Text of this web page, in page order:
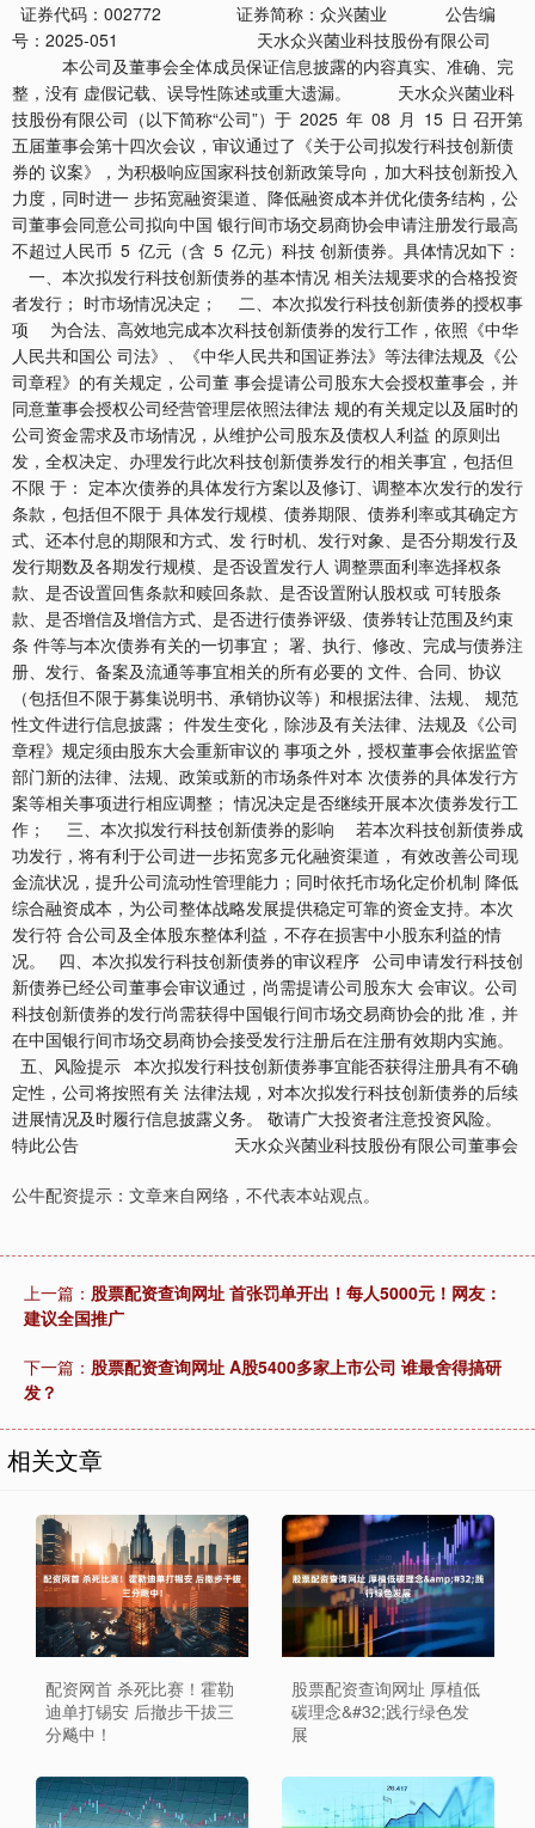
证券代码：002772 证券简称：众兴菌业 公告编
号：2025-051 天水众兴菌业科技股份有限公司
本公司及董事会全体成员保证信息披露的内容真实、准确、完
整，没有 虚假记载、误导性陈述或重大遗漏。 天水众兴菌业科
技股份有限公司（以下简称“公司”）于 2025 年 08 月 15 日 召开第
五届董事会第十四次会议，审议通过了《关于公司拟发行科技创新债
券的 议案》，为积极响应国家科技创新政策导向，加大科技创新投入
力度，同时进一 步拓宽融资渠道、降低融资成本并优化债务结构，公
司董事会同意公司拟向中国 银行间市场交易商协会申请注册发行最高
不超过人民币 5 亿元（含 5 亿元）科技 创新债券。具体情况如下：
一、本次拟发行科技创新债券的基本情况 相关法规要求的合格投资
者发行； 时市场情况决定； 二、本次拟发行科技创新债券的授权事
项 为合法、高效地完成本次科技创新债券的发行工作，依照《中华
人民共和国公 司法》、《中华人民共和国证券法》等法律法规及《公
司章程》的有关规定，公司董 事会提请公司股东大会授权董事会，并
同意董事会授权公司经营管理层依照法律法 规的有关规定以及届时的
公司资金需求及市场情况，从维护公司股东及债权人利益 的原则出
发，全权决定、办理发行此次科技创新债券发行的相关事宜，包括但
不限 于： 定本次债券的具体发行方案以及修订、调整本次发行的发行
条款，包括但不限于 具体发行规模、债券期限、债券利率或其确定方
式、还本付息的期限和方式、发 行时机、发行对象、是否分期发行及
发行期数及各期发行规模、是否设置发行人 调整票面利率选择权条
款、是否设置回售条款和赎回条款、是否设置附认股权或 可转股条
款、是否增信及增信方式、是否进行债券评级、债券转让范围及约束
条 件等与本次债券有关的一切事宜； 署、执行、修改、完成与债券注
册、发行、备案及流通等事宜相关的所有必要的 文件、合同、协议
（包括但不限于募集说明书、承销协议等）和根据法律、法规、 规范
性文件进行信息披露； 件发生变化，除涉及有关法律、法规及《公司
章程》规定须由股东大会重新审议的 事项之外，授权董事会依据监管
部门新的法律、法规、政策或新的市场条件对本 次债券的具体发行方
案等相关事项进行相应调整； 情况决定是否继续开展本次债券发行工
作； 三、本次拟发行科技创新债券的影响 若本次科技创新债券成
功发行，将有利于公司进一步拓宽多元化融资渠道， 有效改善公司现
金流状况，提升公司流动性管理能力；同时依托市场化定价机制 降低
综合融资成本，为公司整体战略发展提供稳定可靠的资金支持。本次
发行符 合公司及全体股东整体利益，不存在损害中小股东利益的情
况。 四、本次拟发行科技创新债券的审议程序 公司申请发行科技创
新债券已经公司董事会审议通过，尚需提请公司股东大 会审议。公司
科技创新债券的发行尚需获得中国银行间市场交易商协会的批 准，并
在中国银行间市场交易商协会接受发行注册后在注册有效期内实施。
五、风险提示 本次拟发行科技创新债券事宜能否获得注册具有不确
定性，公司将按照有关 法律法规，对本次拟发行科技创新债券的后续
进展情况及时履行信息披露义务。 敬请广大投资者注意投资风险。
特此公告 天水众兴菌业科技股份有限公司董事会
公牛配资提示：文章来自网络，不代表本站观点。
上一篇： 股票配资查询网址 首张罚单开出！每人5000元！网友：
建议全国推广
下一篇： 股票配资查询网址 A股5400多家上市公司 谁最舍得搞研
发？
相关文章
配资网首 杀死比赛！霍勒
迪单打锡安 后撤步干拔三
分飚中！
股票配资查询网址 厚植低
碳理念&#32;践行绿色发
展